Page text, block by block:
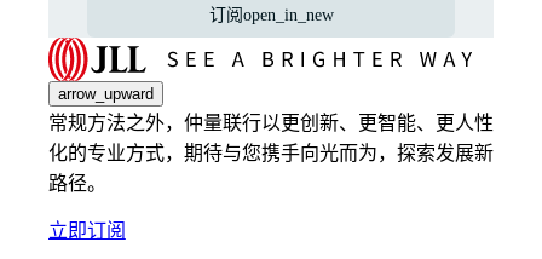
订阅 open_in_new
arrow_upward
常规方法之外，仲量联行以更创新、更智能、更人性
化的专业方式，期待与您携手向光而为，探索发展新
路径。
立即订阅